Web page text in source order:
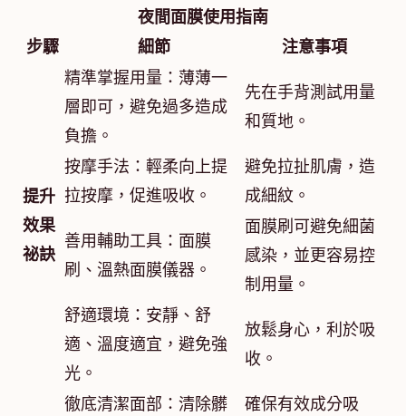
夜間面膜使用指南
步驟
細節 注意事項
提升
效果
祕訣
精準掌握用量：薄薄一
層即可，避免過多造成
負擔。
先在手背測試用量
和質地。
按摩手法：輕柔向上提
拉按摩，促進吸收。
避免拉扯肌膚，造
成細紋。
善用輔助工具：面膜
刷、溫熱面膜儀器。
面膜刷可避免細菌
感染，並更容易控
制用量。
舒適環境：安靜、舒
適、溫度適宜，避免強
光。
放鬆身心，利於吸
收。
徹底清潔面部：清除髒
確保有效成分吸